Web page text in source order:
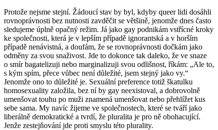
Protože nejsme stejní. Žádoucí stav by byl, kdyby queer lidi dosáhli
rovnoprávnosti bez nutnosti zavděčit se většině, jenomže dnes často
sledujeme úplně opačný režim. Já jako gay podnikám vstřícné kroky
ke společnosti, která je v lepším případě ignorantská a v horším
případě nenávistná, a doufám, že se rovnoprávnosti dočkám jako
odměny za svou snaživost. Jde to dokonce tak daleko, že ve snaze
o smír bagatelizuji nebo marginalizuji svou odlišnost, říkám: „Ale to,
s kým spím, přece vůbec není důležité, jsem stejný jako vy.“
Jenomže ono to důležité je. Sexuální preference totiž škatulku
homosexuality založila, bez ní by gay neexistoval, a dobrovolně
umenšovat touhu po muži znamená umenšovat nebo přehlížet kus
sebe sama. My navíc žijeme ve společnostech, které se tváří jako
liberálně demokratické a tvrdí, že pluralita je pro ně obohacující.
Jenže zestejňování jde proti smyslu této plurality.